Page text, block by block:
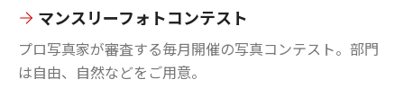
マンスリーフォトコンテスト
プロ写真家が審査する毎月開催の写真コンテスト。部門
は自由、自然などをご用意。